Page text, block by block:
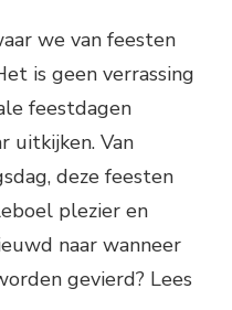
we van feesten
is geen verrassing
feestdagen
uitkijken. Van
deze feesten
plezier en
naar wanneer
gevierd? Lees